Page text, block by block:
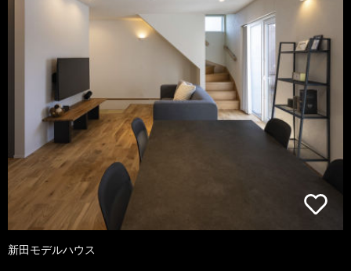
新田モデルハウス